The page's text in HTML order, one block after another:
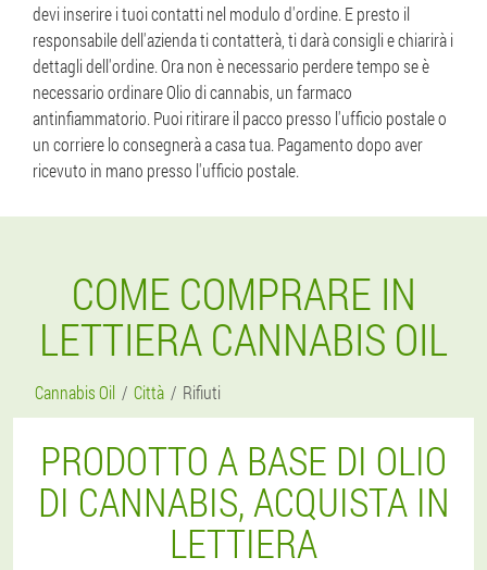
devi inserire i tuoi contatti nel modulo d'ordine. E presto il
responsabile dell'azienda ti contatterà, ti darà consigli e chiarirà i
dettagli dell'ordine. Ora non è necessario perdere tempo se è
necessario ordinare Olio di cannabis, un farmaco
antinfiammatorio. Puoi ritirare il pacco presso l'ufficio postale o
un corriere lo consegnerà a casa tua. Pagamento dopo aver
ricevuto in mano presso l'ufficio postale.
COME COMPRARE IN
LETTIERA CANNABIS OIL
Cannabis Oil Città Rifiuti
PRODOTTO A BASE DI OLIO
DI CANNABIS, ACQUISTA IN
LETTIERA